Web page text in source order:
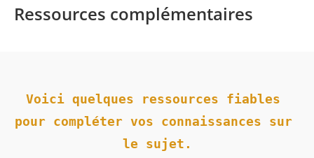
Ressources complémentaires
Voici quelques ressources fiables
pour compléter vos connaissances sur
le sujet.